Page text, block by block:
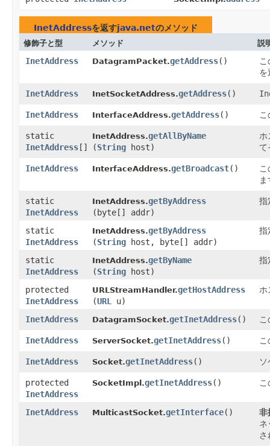
InetAddressを返すjava.netのメソッド
修飾子と型 メソッド 説
InetAddress DatagramPacket.getAddress()
を
InetAddress InetSocketAddress.getAddress()
InetAddress InterfaceAddress.getAddress()
static
InetAddress[]
InetAddress.getAllByName
(String host)
ホ
て
InetAddress InterfaceAddress.getBroadcast()
static
InetAddress
InetAddress.getByAddress
(byte[] addr)
指
static
InetAddress
InetAddress.getByAddress
(String host, byte[] addr)
指
static
InetAddress
InetAddress.getByName
(String host)
指
protected
InetAddress
URLStreamHandler.getHostAddress
(URL u)
ホ
InetAddress DatagramSocket.getInetAddress()
InetAddress ServerSocket.getInetAddress()
InetAddress Socket.getInetAddress()
protected
InetAddress
SocketImpl.getInetAddress()
InetAddress MulticastSocket.getInterface()
非
ネ